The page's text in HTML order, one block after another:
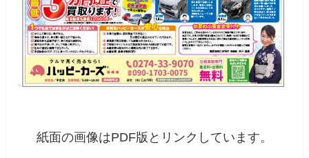
紙面の画像はPDF版とリンクしています。